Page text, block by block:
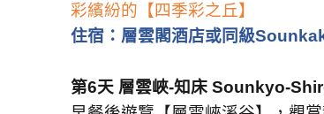
彩繽紛的【四季彩之丘】
住宿： 層雲閣酒店或同級
第6天 層雲峽-知床 Sounkyo-